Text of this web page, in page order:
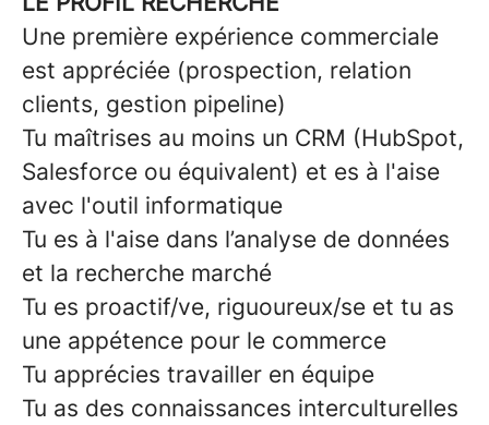
Une première expérience commerciale
est appréciée (prospection, relation
clients, gestion pipeline)
Tu maîtrises au moins un CRM (HubSpot,
Salesforce ou équivalent) et es à l'aise
avec l'outil informatique
Tu es à l'aise dans l’analyse de données
et la recherche marché
Tu es proactif/ve, riguoureux/se et tu as
une appétence pour le commerce
Tu apprécies travailler en équipe
Tu as des connaissances interculturelles